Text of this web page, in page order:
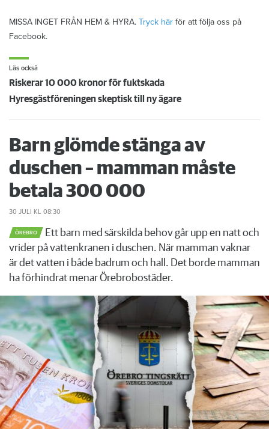
MISSA INGET FRÅN HEM & HYRA. Tryck här för att följa oss på
Facebook.
Läs också
Riskerar 10 000 kronor för fuktskada
Hyresgästföreningen skeptisk till ny ägare
Barn glömde stänga av
duschen – mamman måste
betala 300 000
30 JULI KL 08:30
ÖREBRO
Ett barn med särskilda behov går upp en natt och
vrider på vattenkranen i duschen. När mamman vaknar
är det vatten i både badrum och hall. Det borde mamman
ha förhindrat menar Örebrobostäder.